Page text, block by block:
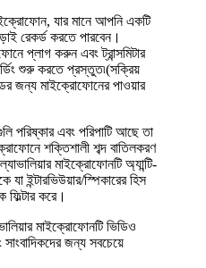
যার মানে আপনি একটি
রেকর্ড করতে পারবেন।
প্লাগ করুন এবং ট্রান্সমিটার
শুরু করতে প্রস্তুত৷(সক্রিয়
জন্য মাইক্রোফোনের পাওয়ার
পরিষ্কার এবং পরিপাটি আছে তা
শক্তিশালী শব্দ বাতিলকরণ
মাইক্রোফোনটি অ্যান্টি-
ইন্টারভিউয়ার/স্পিকারের হিস
ফিল্টার করে।
মাইক্রোফোনটি ভিডিও
জন্য সবচেয়ে